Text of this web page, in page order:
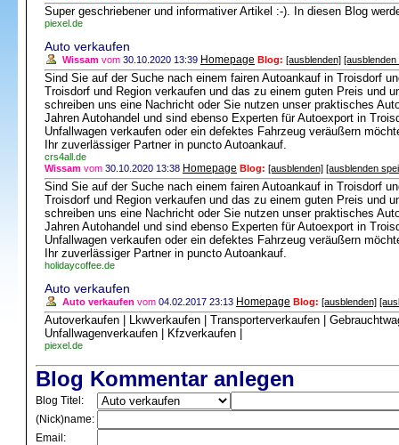
Super geschriebener und informativer Artikel :-). In diesen Blog
piexel.de
Auto verkaufen
Wissam vom 30.10.2020 13:39 Homepage Blog: [ausblenden]
Sind Sie auf der Suche nach einem fairen Autoankauf in Troisdorf
Troisdorf und Region verkaufen und das zu einem guten Preis und
schreiben uns eine Nachricht oder Sie nutzen unser praktisches
Jahren Autohandel und sind ebenso Experten für Autoexport in
Unfallwagen verkaufen oder ein defektes Fahrzeug veräußern
Ihr zuverlässiger Partner in puncto Autoankauf.
crs4all.de
Wissam vom 30.10.2020 13:38 Homepage Blog: [ausblenden] [ausblenden
Sind Sie auf der Suche nach einem fairen Autoankauf in Troisdorf
Troisdorf und Region verkaufen und das zu einem guten Preis und
schreiben uns eine Nachricht oder Sie nutzen unser praktisches
Jahren Autohandel und sind ebenso Experten für Autoexport in
Unfallwagen verkaufen oder ein defektes Fahrzeug veräußern
Ihr zuverlässiger Partner in puncto Autoankauf.
holidaycoffee.de
Auto verkaufen
Auto verkaufen vom 04.02.2017 23:13 Homepage Blog: [ausblenden]
Autoverkaufen | Lkwverkaufen | Transporterverkaufen |
Unfallwagenverkaufen | Kfzverkaufen |
piexel.de
Blog Kommentar anlegen
Blog Titel:
(Nick)name:
Email: